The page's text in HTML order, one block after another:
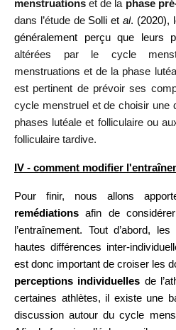
menstruations et de la phase
dans l’étude deSolli etal. (2020),
généralement perçu que leurs
altérées par le cycle
menstruations et de la phase
est pertinent de prévoir ses
cycle menstruel et de choisir une
phases lutéale et folliculaire ou
folliculaire tardive.
IV - comment modifier
Pour finir, nous allons
remédiations afin de
l’entraînement. Tout d’abord,
hautes différences inter-
est donc important de croiser les
perceptions individuelles de
certaines athlètes, il existe une
discussion autour du cycle